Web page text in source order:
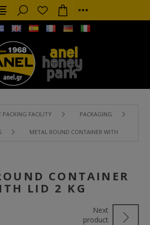
PACKING FACILITY PACKAGING
METAL ROUND CONTAINER WITH LID 2 KG
CONTAINER
LID 2 KG
Next
product